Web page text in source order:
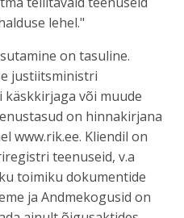
lehel."
on tasuline.
justiitsministri
või muude
on hinnakirjana
www.rik.ee. Kliendil on
teenuseid, v.a
toimiku dokumentide
ja Andmekogusid on